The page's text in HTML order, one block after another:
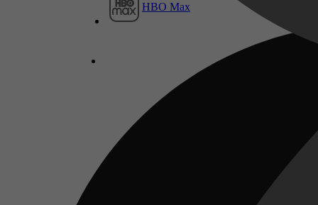
HBO Max